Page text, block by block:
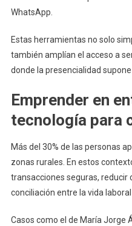
WhatsApp.
Estas herramientas no solo
también amplían el acceso a
donde la presencialidad
Emprender en
tecnología para
Más del 30% de las personas
zonas rurales. En estos
transacciones seguras,
conciliación entre la vida
Casos como el de María Jorge